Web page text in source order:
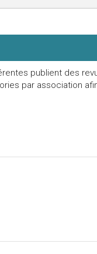
publient des
par association